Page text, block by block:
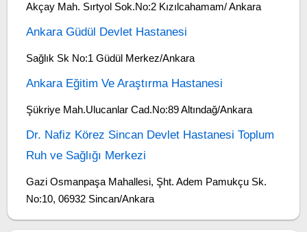
Akçay Mah. Sırtyol Sok.No:2 Kızılcahamam/ Ankara
Ankara Güdül Devlet Hastanesi
Sağlık Sk No:1 Güdül Merkez/Ankara
Ankara Eğitim Ve Araştırma Hastanesi
Şükriye Mah.Ulucanlar Cad.No:89 Altındağ/Ankara
Dr. Nafiz Körez Sincan Devlet Hastanesi Toplum
Ruh ve Sağlığı Merkezi
Gazi Osmanpaşa Mahallesi, Şht. Adem Pamukçu Sk.
No:10, 06932 Sincan/Ankara